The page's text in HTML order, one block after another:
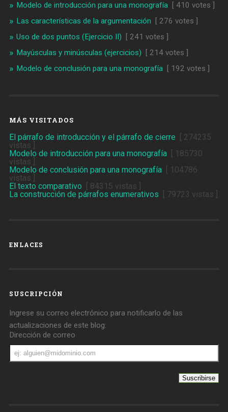
Modelo de introducción para una monografía[ 410 votes ]
Las características de la argumentación [ 276 votes ]
Uso de dos puntos (Ejercicio II) [ 241 votes ]
Mayúsculas y minúsculas (ejercicios) [ 214 votes ]
Modelo de conclusión para una monografía[ 192 votes ]
MÁS VISITADOS
El párrafo de introducción y el párrafo de cierre [ 274235
vistas ]
Modelo de introducción para una monografía[ 185730
vistas ]
Modelo de conclusión para una monografía[ 104786
vistas ]
El texto comparativo [ 84315 vistas ]
La construcción de párrafos enumerativos [ 79723 vistas ]
ENLACES
SUSCRIPCIÓN
Ingrese su correo electrónico para notificarlo de las
actualizaciones de este blog:
Dirección de correo
Dirección
de
correo